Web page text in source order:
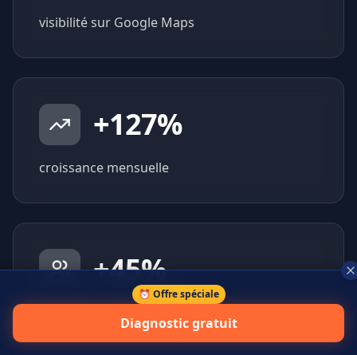
visibilité sur Google Maps
+127%
croissance mensuelle
+45%
⏰ Offre spéciale
Diagnostic gratuit